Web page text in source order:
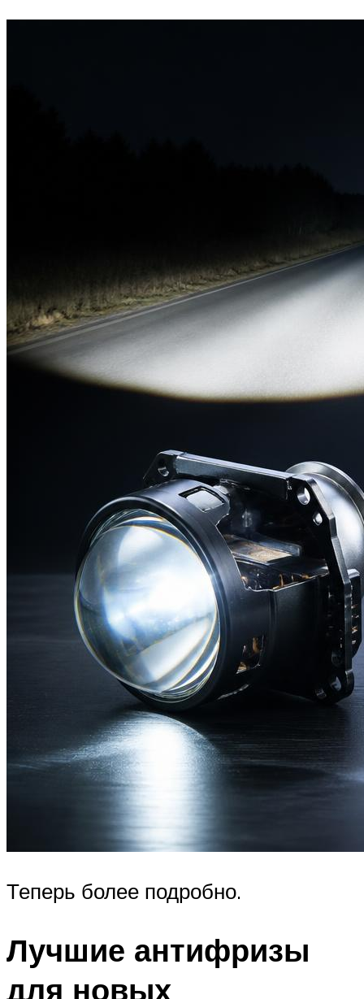
Теперь более подробно.
Лучшие антифризы
для новых